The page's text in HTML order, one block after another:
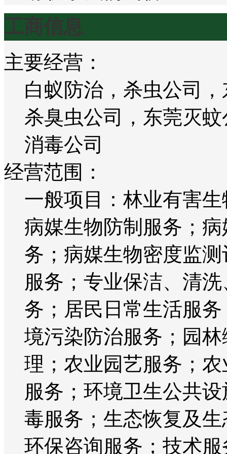
工商信息
主要经营：
白蚁防治，杀虫公司
杀臭虫公司，东莞灭
消毒公司
经营范围：
一般项目：林业有害
病媒生物防制服务；
务；病媒生物密度监
服务；专业保洁、清
务；居民日常生活服
境污染防治服务；园
理；农业园艺服务；
服务；环境卫生公共
毒服务；生态恢复及
环保咨询服务；技术